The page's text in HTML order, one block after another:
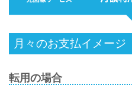
月々のお支払イメージ
転用の場合